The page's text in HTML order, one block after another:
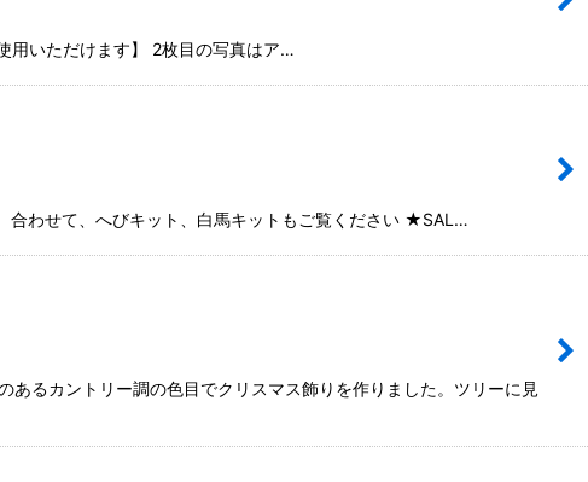
いただけます】 2枚目の写真はア…
わせて、へびキット、白馬キットもご覧ください ★SAL…
カントリー調の色目でクリスマス飾りを作りました。ツリーに見